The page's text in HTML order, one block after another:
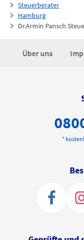
Steuerberater
Hamburg
Dr.Armin Pansch
Über uns
*